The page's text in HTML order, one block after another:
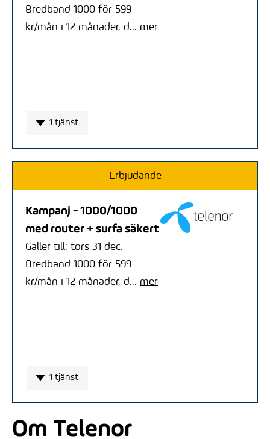
Bredband 1000 för 599
kr/mån i 12 månader, d... mer
1 tjänst
Erbjudande
Kampanj - 1000/1000
med router + surfa säkert
Gäller till: tors 31 dec.
Bredband 1000 för 599
kr/mån i 12 månader, d... mer
1 tjänst
Om Telenor